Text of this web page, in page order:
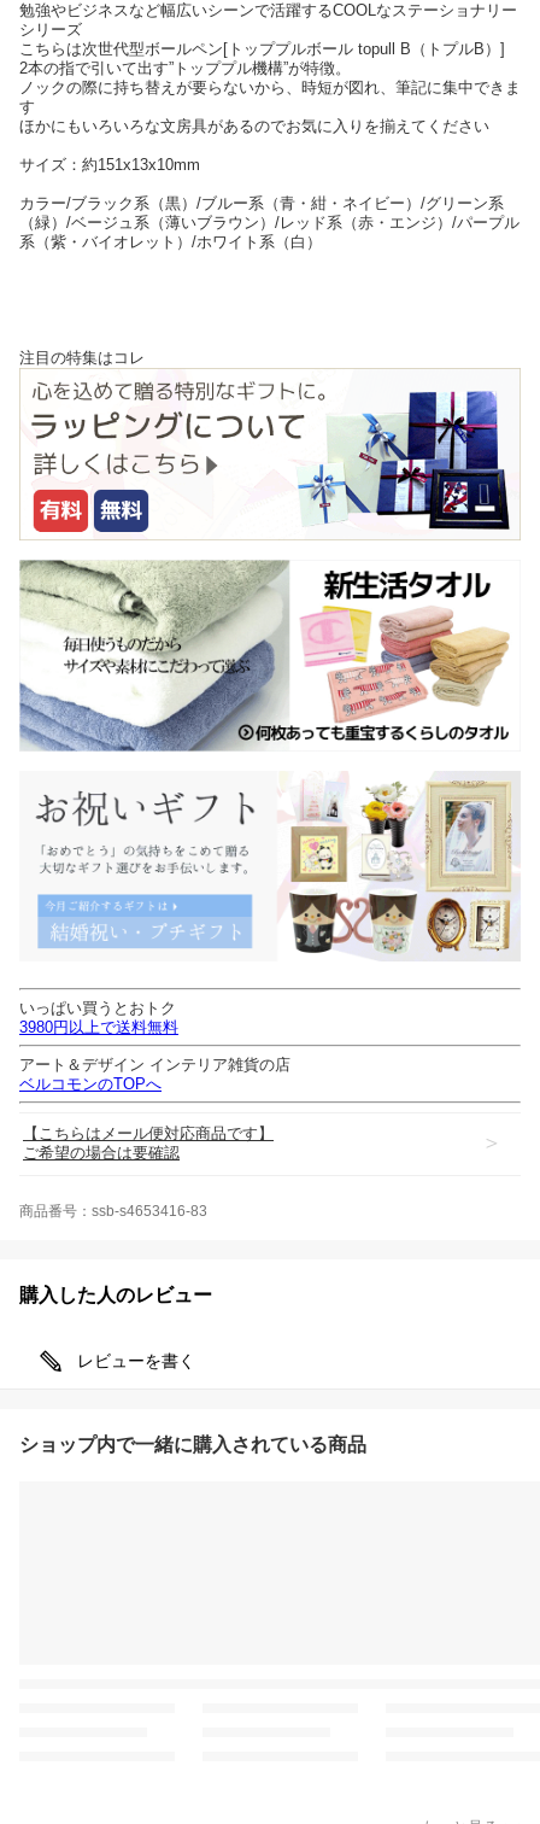
勉強やビジネスなど幅広いシーンで活躍するCOOLなステーショナリー
シリーズ
こちらは次世代型ボールペン[トッププルボール topull B（トプルB）]
2本の指で引いて出す”トッププル機構”が特徴。
ノックの際に持ち替えが要らないから、時短が図れ、筆記に集中できま
す
ほかにもいろいろな文房具があるのでお気に入りを揃えてください
サイズ：約151x13x10mm
カラー/ブラック系（黒）/ブルー系（青・紺・ネイビー）/グリーン系
（緑）/ベージュ系（薄いブラウン）/レッド系（赤・エンジ）/パープル
系（紫・バイオレット）/ホワイト系（白）
注目の特集はコレ
いっぱい買うとおトク
3980円以上で送料無料
アート＆デザイン インテリア雑貨の店
ベルコモンのTOPへ
【こちらはメール便対応商品です】
ご希望の場合は要確認
＞
商品番号：ssb-s4653416-83
購入した人のレビュー
レビューを書く
ショップ内で一緒に購入されている商品